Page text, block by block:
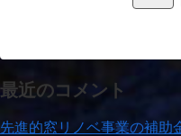
最近のコメント
先進的窓リノベ事業の補